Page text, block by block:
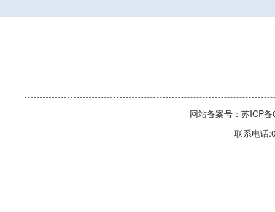
网站备案号：苏ICP
联系电话